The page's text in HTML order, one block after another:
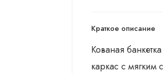
Краткое описание
Кованая
каркас с мягким